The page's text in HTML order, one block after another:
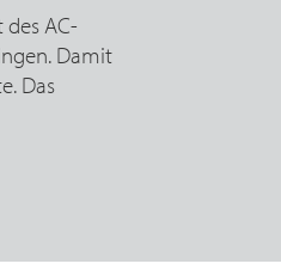
AC-
Damit
Das